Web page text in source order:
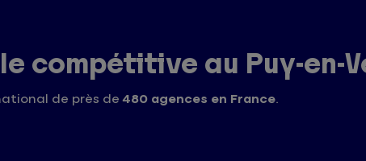
compétitive au Puy-en-
de près de480 agences en France.